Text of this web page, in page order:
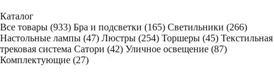
Каталог
Все товары (933) Бра и подсветки (165) Светильники (266)
Настольные лампы (47) Люстры (254) Торшеры (45) Текстильная
трековая система Сатори (42) Уличное освещение (87)
Комплектующие (27)